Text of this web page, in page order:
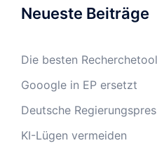
Neueste Beiträge
Die besten
Gooogle in EP ersetzt
Deutsche
KI-Lügen vermeiden